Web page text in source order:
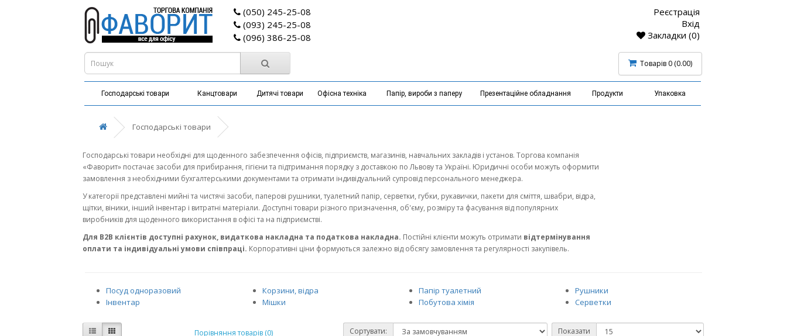
(050) 245-25-08
(093) 245-25-08
(096) 386-25-08
Реєстрація
Вхід
Закладки (0)
Товарів 0 (0.00)
Господарські товари Канцтовари Дитячі товари Офісна техніка Папір, вироби з паперу Презентаційне обладнання Продукти Упаковка
Господарські товари
Господарські товари необхідні для щоденного забезпечення офісів, підприємств, магазинів, навчальних закладів і установ. Торгова компанія
«Фаворит» постачає засоби для прибирання, гігієни та підтримання порядку з доставкою по Львову та Україні. Юридичні особи можуть оформити
замовлення з необхідними бухгалтерськими документами та отримати індивідуальний супровід персонального менеджера.
У категорії представлені мийні та чистячі засоби, паперові рушники, туалетний папір, серветки, губки, рукавички, пакети для сміття, швабри, відра,
щітки, віники, інший інвентар і витратні матеріали. Доступні товари різного призначення, об'єму, розміру та фасування від популярних
виробників для щоденного використання в офісі та на підприємстві.
Для B2B клієнтів доступні рахунок, видаткова накладна та податкова накладна. Постійні клієнти можуть отримати відтермінування
оплати та індивідуальні умови співпраці. Корпоративні ціни формуються залежно від обсягу замовлення та регулярності закупівель.
Посуд одноразовий
Інвентар
Корзини, відра
Мішки
Папір туалетний
Побутова хімія
Рушники
Серветки
Порівняння товарів (0) Сортувати: Показати